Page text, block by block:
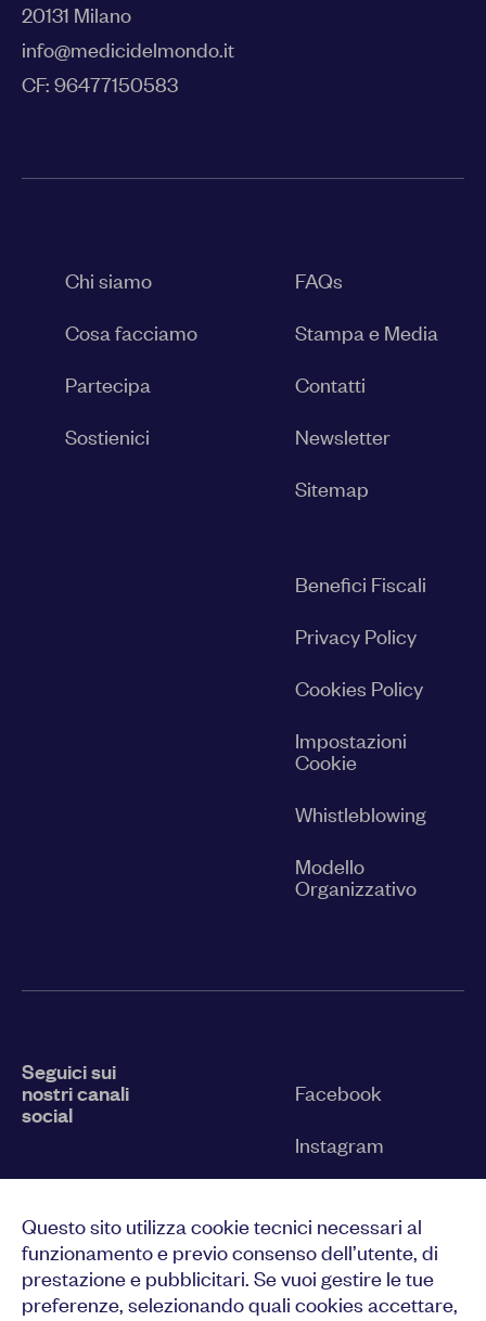
Questo sito utilizza cookie tecnici necessari al
funzionamento e previo consenso dell’utente, di
prestazione e pubblicitari. Se vuoi gestire le tue
preferenze, selezionando quali cookies accettare,
20131 Milano
info@medicidelmondo.it
CF: 96477150583
Chi siamo
Cosa facciamo
Partecipa
Sostienici
FAQs
Stampa e Media
Contatti
Newsletter
Sitemap
Benefici Fiscali
Privacy Policy
Cookies Policy
Impostazioni
Cookie
Whistleblowing
Modello
Organizzativo
Seguici sui
nostri canali
social
Facebook
Instagram
YouTube
LinkedIn